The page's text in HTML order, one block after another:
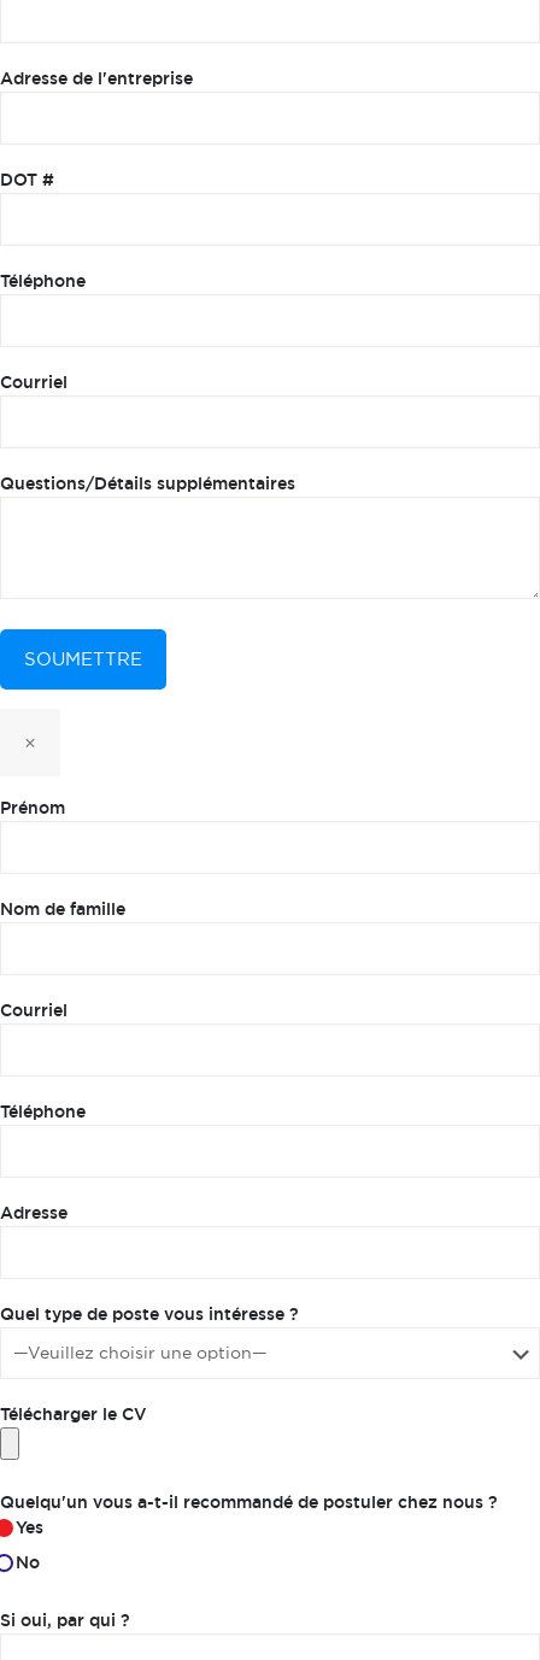
Adresse de l'entreprise
DOT #
Téléphone
Courriel
Questions/Détails supplémentaires
×
Prénom
Nom de famille
Courriel
Téléphone
Adresse
Quel type de poste vous intéresse ?
Télécharger le CV
Quelqu'un vous a-t-il recommandé de postuler chez nous ?
Yes
No
Si oui, par qui ?